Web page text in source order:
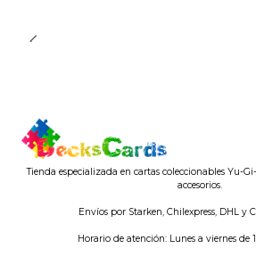
Tienda especializada en cartas coleccionables Yu-
accesorios.
Envíos por Starken, Chilexpress, DHL y
Horario de atención: Lunes a viernes de